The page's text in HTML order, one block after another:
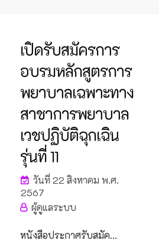
เปิดรับสมัครการ
อบรมหลักสูตรการ
พยาบาลเฉพาะทาง
สาชาการพยาบาล
เวชปฏิบัติฉุกเฉิน
รุ่นที่ 11
วันที่ 22 สิงหาคม พ.ศ.
2567
ผู้ดูแลระบบ
หนังสือประกาศรับสมัค...